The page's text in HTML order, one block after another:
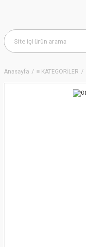
Anasayfa ≡ KATEGORİLER